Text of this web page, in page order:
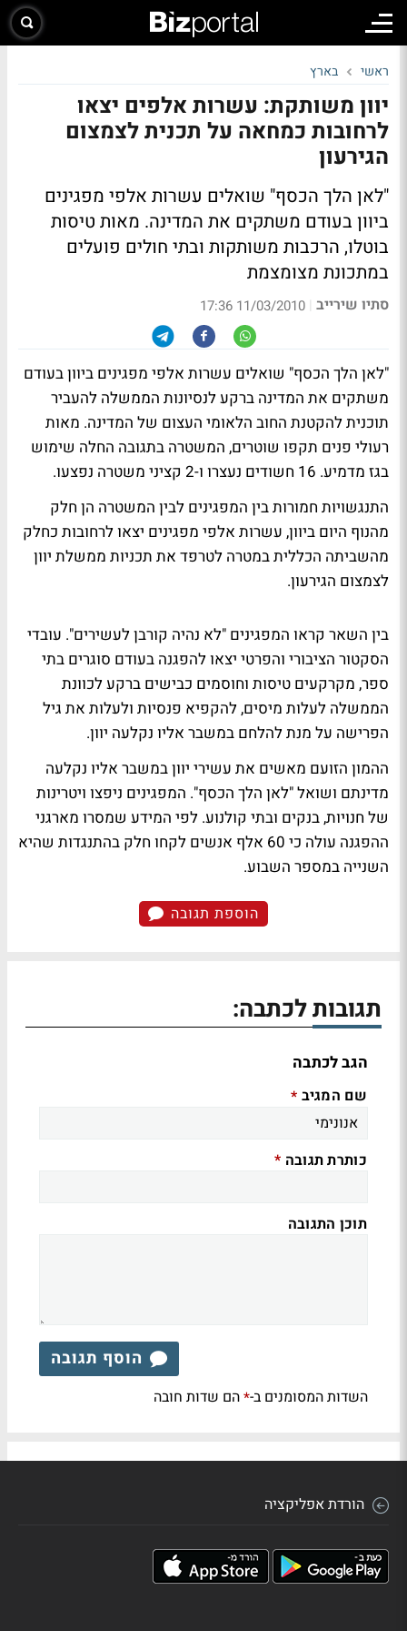
ראשי בארץ
יוון משותקת: עשרות אלפים יצאו
לרחובות כמחאה על תכנית לצמצום
הגירעון
"לאן הלך הכסף" שואלים עשרות אלפי מפגינים
ביוון בעודם משתקים את המדינה. מאות טיסות
בוטלו, הרכבות משותקות ובתי חולים פועלים
במתכונת מצומצמת
סתיו שירייב |
11/03/2010 17:36
"לאן הלך הכסף" שואלים עשרות אלפי מפגינים ביוון בעודם
משתקים את המדינה ברקע לנסיונות הממשלה להעביר
תוכנית להקטנת החוב הלאומי העצום של המדינה. מאות
רעולי פנים תקפו שוטרים, המשטרה בתגובה החלה שימוש
בגז מדמיע. 16 חשודים נעצרו ו-2 קציני משטרה נפצעו.
התנגשויות חמורות בין המפגינים לבין המשטרה הן חלק
מהנוף היום ביוון, עשרות אלפי מפגינים יצאו לרחובות כחלק
מהשביתה הכללית במטרה לטרפד את תכניות ממשלת יוון
לצמצום הגירעון.
בין השאר קראו המפגינים "לא נהיה קורבן לעשירים". עובדי
הסקטור הציבורי והפרטי יצאו להפגנה בעודם סוגרים בתי
ספר, מקרקעים טיסות וחוסמים כבישים ברקע לכוונת
הממשלה לעלות מיסים, להקפיא פנסיות ולעלות את גיל
הפרישה על מנת להלחם במשבר אליו נקלעה יוון.
ההמון הזועם מאשים את עשירי יוון במשבר אליו נקלעה
מדינתם ושואל "לאן הלך הכסף". המפגינים ניפצו ויטרינות
של חנויות, בנקים ובתי קולנוע. לפי המידע שמסרו מארגני
ההפגנה עולה כי 60 אלף אנשים לקחו חלק בהתנגדות שהיא
השנייה במספר השבוע.
הוספת תגובה
תגובות לכתבה:
הגב לכתבה
שם המגיב *
כותרת תגובה *
תוכן התגובה
הוסף תגובה
השדות המסומנים ב-*הם שדות חובה
הורדת אפליקציה